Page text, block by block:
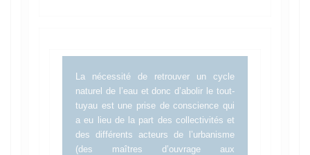
La nécessité de retrouver un cycle
naturel de l’eau et donc d’abolir le tout-
tuyau est une prise de conscience qui
a eu lieu de la part des collectivités et
des différents acteurs de l’urbanisme
(des maîtres d’ouvrage aux